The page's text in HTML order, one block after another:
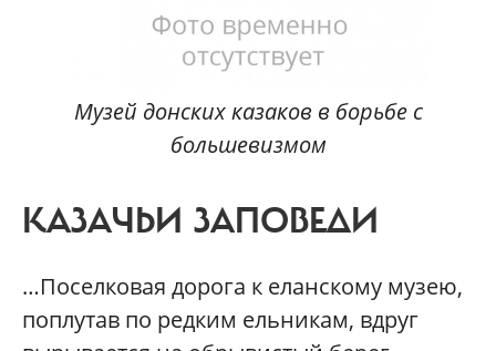
Музей донских казаков в борьбе с
большевизмом
КАЗАЧЬИ ЗАПОВЕДИ
…Поселковая дорога к еланскому музею,
поплутав по редким ельникам, вдруг